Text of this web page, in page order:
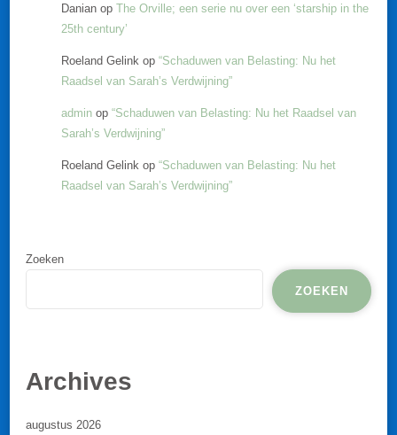
Danian op The Orville; een serie nu over een ‘starship in the
25th century’
Roeland Gelink op “Schaduwen van Belasting: Nu het
Raadsel van Sarah’s Verdwijning”
admin op “Schaduwen van Belasting: Nu het Raadsel van
Sarah’s Verdwijning”
Roeland Gelink op “Schaduwen van Belasting: Nu het
Raadsel van Sarah’s Verdwijning”
Zoeken
ZOEKEN
Archives
augustus 2026